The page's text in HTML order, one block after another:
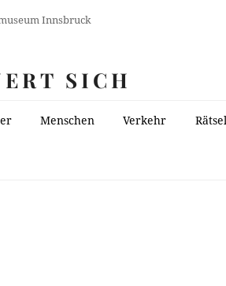
Innsbruck
SICH
Menschen Verkehr Rätsel